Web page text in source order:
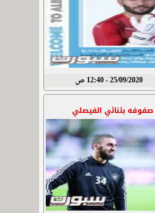
25/09/2020 - 12:40 ص
بثنائي الفيصلي